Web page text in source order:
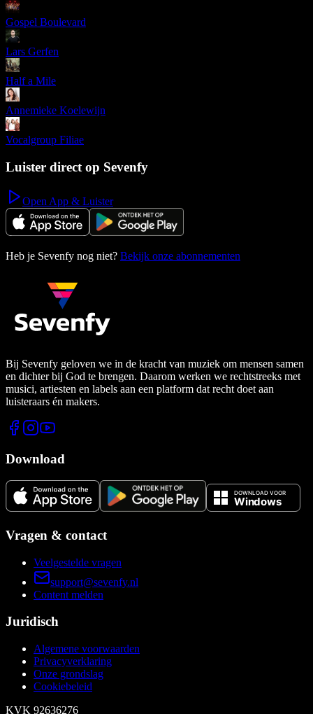
Gospel Boulevard
Lars Gerfen
Half a Mile
Annemieke Koelewijn
Vocalgroup Filiae
Luister direct op Sevenfy
Open App & Luister
Heb je Sevenfy nog niet? Bekijk onze abonnementen
Bij Sevenfy geloven we in de kracht van muziek om mensen samen
en dichter bij God te brengen. Daarom werken we rechtstreeks met
musici, artiesten en labels aan een platform dat recht doet aan
luisteraars én makers.
Download
Vragen & contact
Veelgestelde vragen
support@sevenfy.nl
Content melden
Juridisch
Algemene voorwaarden
Privacyverklaring
Onze grondslag
Cookiebeleid
KVK 92636276